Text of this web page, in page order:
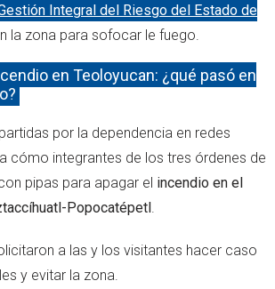
Integral del Riesgo del Estado de
la zona para sofocar le fuego.
en Teoloyucan: ¿qué pasó en
por la dependencia en redes
cómo integrantes de los tres órdenes de
pipas para apagar el incendio en el
Popocatépetl
a las y los visitantes hacer caso
y evitar la zona.